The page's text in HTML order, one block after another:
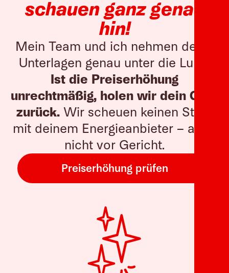
schauen ganz genau
hin!
Mein Team und ich nehmen deine
Unterlagen genau unter die Lupe.
Ist die Preiserhöhung
unrechtmäßig, holen wir dein Geld
zurück. Wir scheuen keinen Streit
mit deinem Energieanbieter – auch
nicht vor Gericht.
Preiserhöhung prüfen